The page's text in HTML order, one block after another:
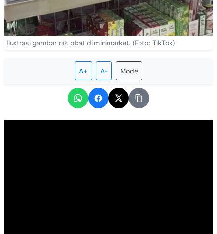
Ilustrasi gambar rak obat di minimarket. (Foto: TikTok)
A+ A- Mode